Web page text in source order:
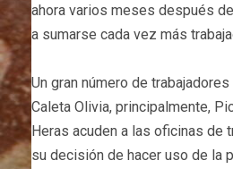
ahora varios meses después
a sumarse cada vez más
Un gran número de
Caleta Olivia, principalmente,
Heras acuden a las oficinas de
su decisión de hacer uso de la